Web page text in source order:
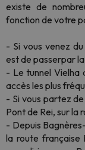
existe de
fonction de votre
- Si vous venez
est de passerpar
- Le tunnel Vielha
accès les plus
- Si vous partez
Pont de Rei, sur la
- Depuis
la route française